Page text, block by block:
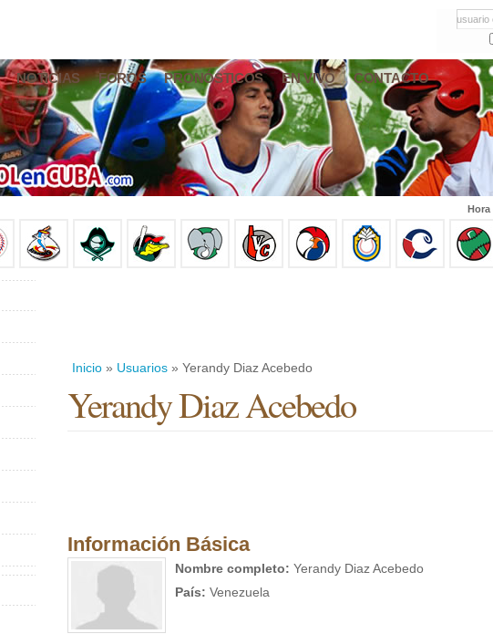
usuario
NOTICIAS FOROS PRONÓSTICOS EN VIVO CONTACTO
Hora
Inicio » Usuarios » Yerandy Diaz Acebedo
Yerandy Diaz Acebedo
Información Básica
Nombre completo: Yerandy Diaz Acebedo
País: Venezuela